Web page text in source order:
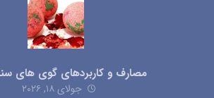
مصارف و کاربردهای گوی های
جولای ۱۸, ۲۰۲۶